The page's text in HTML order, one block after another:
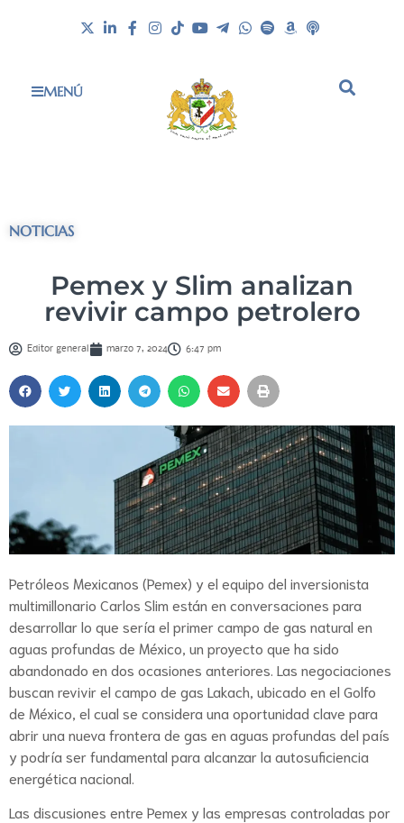
MENÚ
NOTICIAS
Pemex y Slim analizan
revivir campo petrolero
Editor general marzo 7, 2024 6:47 pm
Petróleos Mexicanos (Pemex) y el equipo del inversionista
multimillonario Carlos Slim están en conversaciones para
desarrollar lo que sería el primer campo de gas natural en
aguas profundas de México, un proyecto que ha sido
abandonado en dos ocasiones anteriores. Las negociaciones
buscan revivir el campo de gas Lakach, ubicado en el Golfo
de México, el cual se considera una oportunidad clave para
abrir una nueva frontera de gas en aguas profundas del país
y podría ser fundamental para alcanzar la autosuficiencia
energética nacional.
Las discusiones entre Pemex y las empresas controladas por